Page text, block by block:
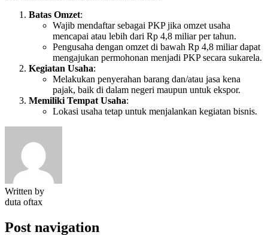
Batas Omzet:
Wajib mendaftar sebagai PKP jika omzet usaha
mencapai atau lebih dari Rp 4,8 miliar per tahun.
Pengusaha dengan omzet di bawah Rp 4,8 miliar dapat
mengajukan permohonan menjadi PKP secara sukarela.
Kegiatan Usaha:
Melakukan penyerahan barang dan/atau jasa kena
pajak, baik di dalam negeri maupun untuk ekspor.
Memiliki Tempat Usaha:
Lokasi usaha tetap untuk menjalankan kegiatan bisnis.
Written by
duta oftax
Post navigation